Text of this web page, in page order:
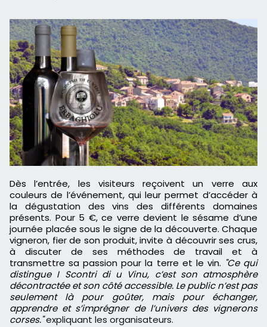
Dès l’entrée, les visiteurs reçoivent un verre aux
couleurs de l’événement, qui leur permet d’accéder à
la dégustation des vins des différents domaines
présents. Pour 5 €, ce verre devient le sésame d’une
journée placée sous le signe de la découverte. Chaque
vigneron, fier de son produit, invite à découvrir ses crus,
à discuter de ses méthodes de travail et à
transmettre sa passion pour la terre et le vin. "Ce qui
distingue I Scontri di u Vinu, c’est son atmosphère
décontractée et son côté accessible. Le public n’est pas
seulement là pour goûter, mais pour échanger,
apprendre et s’imprégner de l’univers des vignerons
corses."expliquant les organisateurs.